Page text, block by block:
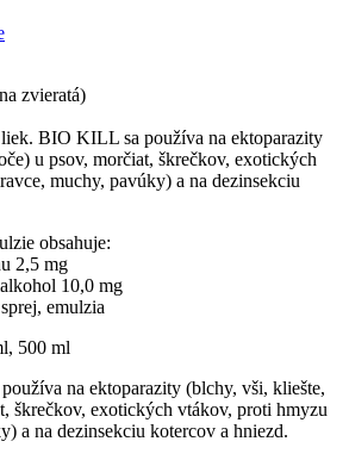
zvieratá)
BIO KILL sa používa na ektoparazity
u psov, morčiat, škrečkov, exotických
muchy, pavúky) a na dezinsekciu
obsahuje:
2,5 mg
10,0 mg
emulzia
500 ml
na ektoparazity (blchy, vši, kliešte,
škrečkov, exotických vtákov, proti hmyzu
a na dezinsekciu kotercov a hniezd.